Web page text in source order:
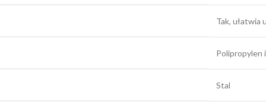
Tak, ułatwia
Polipropylen
Stal